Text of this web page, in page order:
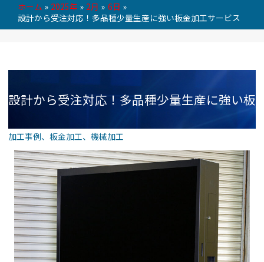
ホーム 2025年 2月
6日
設計から受注対応！多品種少量生産に強い板金加工サービス
設計から受注対応！多品種少量生産に強い板
金加工サービス
加工事例、 板金加工、 機械加工